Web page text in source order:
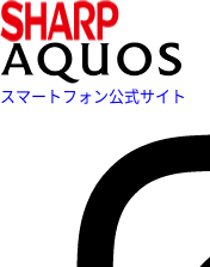
スマートフォン公式サイト